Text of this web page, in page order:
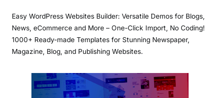
Easy WordPress Websites Builder: Versatile Demos for Blogs,
News, eCommerce and More – One-Click Import, No Coding!
1000+ Ready-made Templates for Stunning Newspaper,
Magazine, Blog, and Publishing Websites.